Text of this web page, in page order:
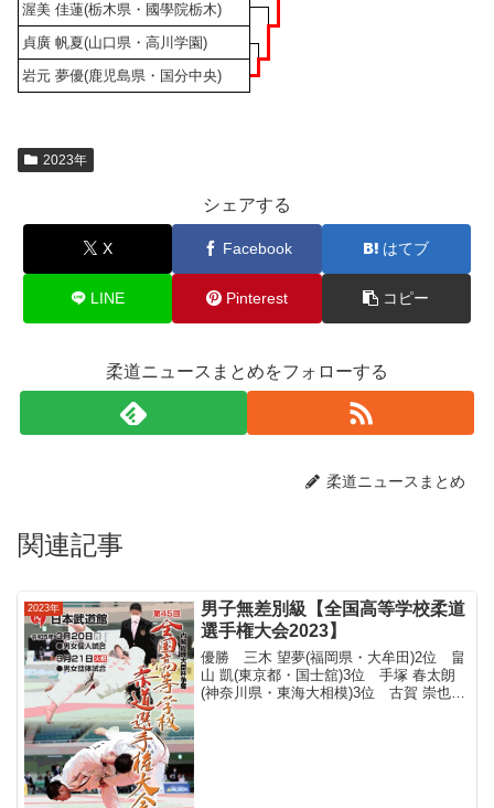
渥美 佳蓮(栃木県・國學院栃木)
貞廣 帆夏(山口県・高川学園)
岩元 夢優(鹿児島県・国分中央)
2023年
シェアする
X Facebook はてブ
LINE Pinterest コピー
柔道ニュースまとめをフォローする
柔道ニュースまとめ
関連記事
2023年
男子無差別級【全国高等学校柔道
選手権大会2023】
優勝 三木 望夢(福岡県・大牟田)2位 畠
山 凱(東京都・国士舘)3位 手塚 春太朗
(神奈川県・東海大相模)3位 古賀 崇也